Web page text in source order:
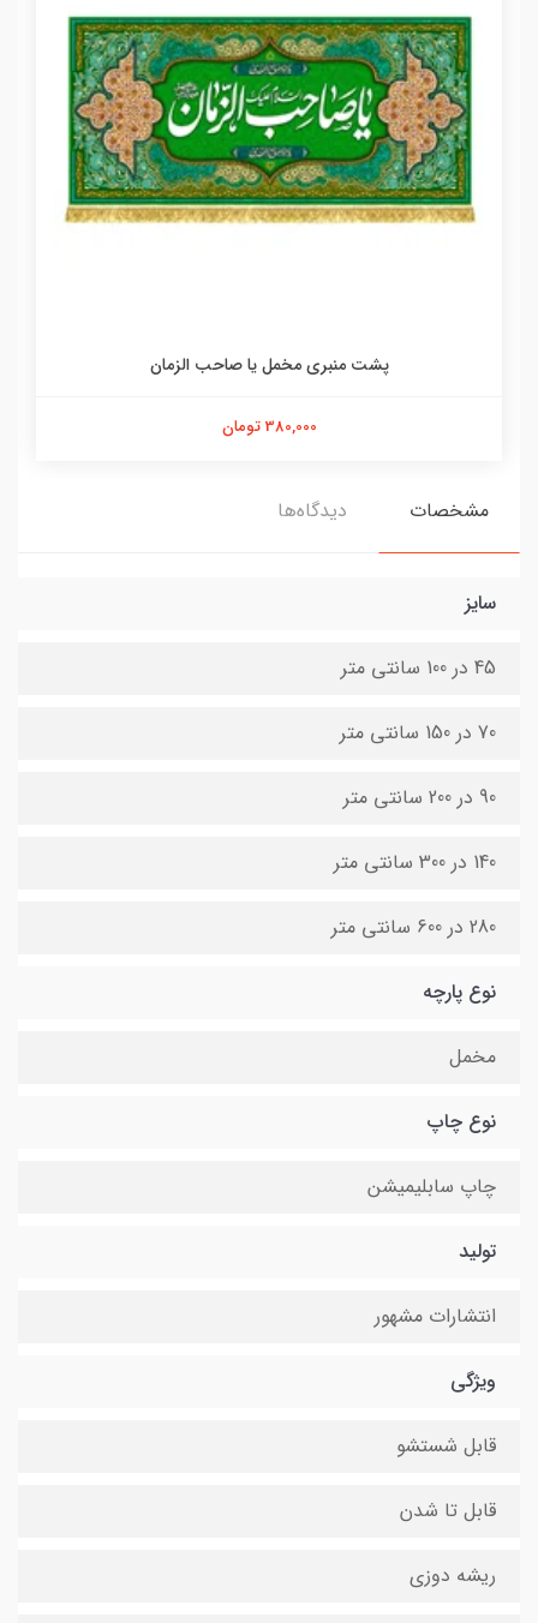
پشت منبری مخمل یا صاحب الزمان
380,000 تومان
مشخصات دیدگاه‌ها
سایز
45 در 100 سانتی متر
70 در 150 سانتی متر
90 در 200 سانتی متر
140 در 300 سانتی متر
280 در 600 سانتی متر
نوع پارچه
مخمل
نوع چاپ
چاپ سابلیمیشن
تولید
انتشارات مشهور
ویژگی
قابل شستشو
قابل تا شدن
ریشه دوزی